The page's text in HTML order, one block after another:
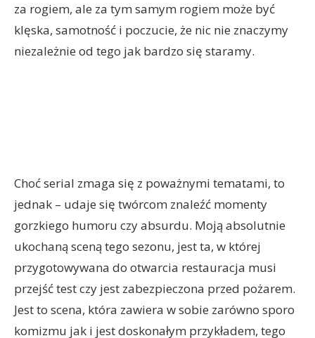
za rogiem, ale za tym samym rogiem może być
klęska, samotność i poczucie, że nic nie znaczymy
niezależnie od tego jak bardzo się staramy.
Choć serial zmaga się z poważnymi tematami, to
jednak – udaje się twórcom znaleźć momenty
gorzkiego humoru czy absurdu. Moją absolutnie
ukochaną sceną tego sezonu, jest ta, w której
przygotowywana do otwarcia restauracja musi
przejść test czy jest zabezpieczona przed pożarem.
Jest to scena, która zawiera w sobie zarówno sporo
komizmu jak i jest doskonałym przykładem, tego